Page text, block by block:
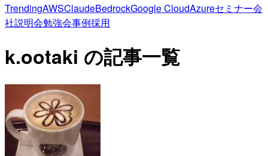
TrendingAWSClaudeBedrockGoogle CloudAzureセミナー会
社説明会勉強会事例採用
k.ootaki の記事一覧